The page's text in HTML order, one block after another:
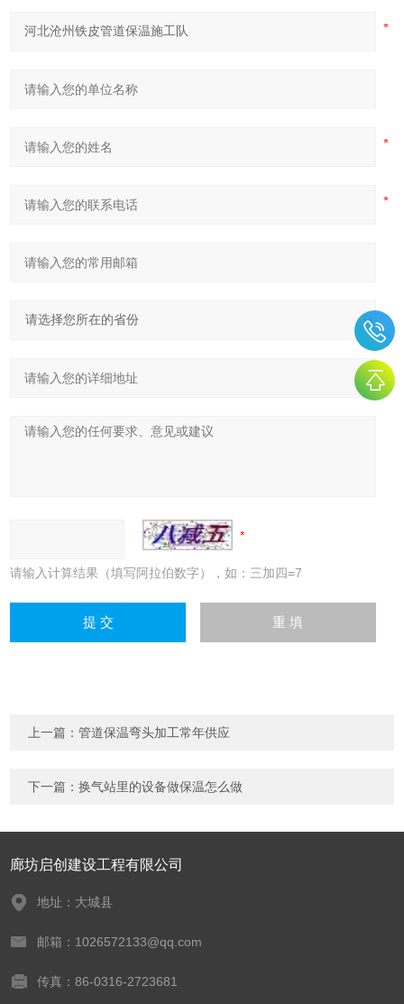
请输入计算结果（填写阿拉伯数字），如：三加四=7
上一篇：管道保温弯头加工常年供应
下一篇：换气站里的设备做保温怎么做
廊坊启创建设工程有限公司
地址：大城县
邮箱：1026572133@qq.com
传真：86-0316-2723681